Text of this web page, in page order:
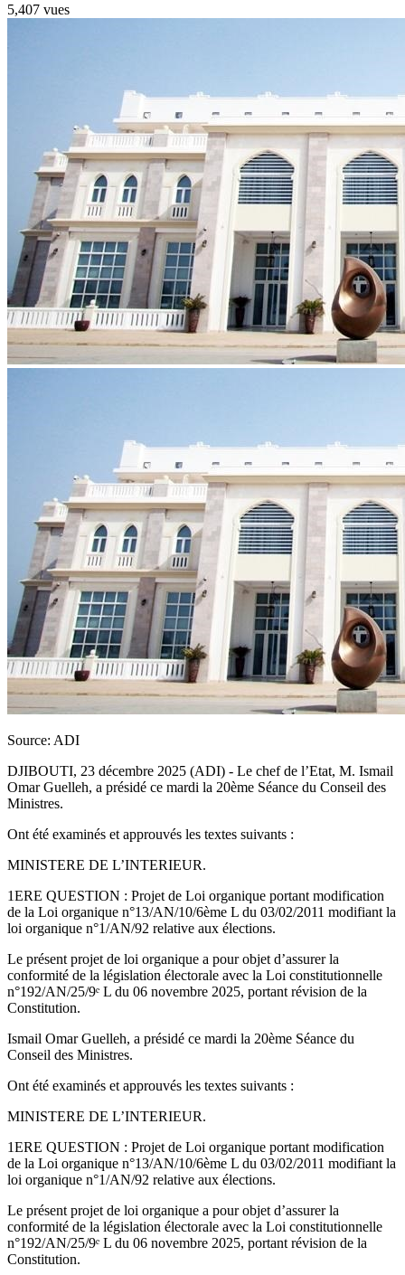
5,407 vues
Source: ADI
DJIBOUTI, 23 décembre 2025 (ADI) - Le chef de l’Etat, M. Ismail
Omar Guelleh, a présidé ce mardi la 20ème Séance du Conseil des
Ministres.
Ont été examinés et approuvés les textes suivants :
MINISTERE DE L’INTERIEUR.
1ERE QUESTION : Projet de Loi organique portant modification
de la Loi organique n°13/AN/10/6ème L du 03/02/2011 modifiant la
loi organique n°1/AN/92 relative aux élections.
Le présent projet de loi organique a pour objet d’assurer la
conformité de la législation électorale avec la Loi constitutionnelle
n°192/AN/25/9ᵉ L du 06 novembre 2025, portant révision de la
Constitution.
Ismail Omar Guelleh, a présidé ce mardi la 20ème Séance du
Conseil des Ministres.
Ont été examinés et approuvés les textes suivants :
MINISTERE DE L’INTERIEUR.
1ERE QUESTION : Projet de Loi organique portant modification
de la Loi organique n°13/AN/10/6ème L du 03/02/2011 modifiant la
loi organique n°1/AN/92 relative aux élections.
Le présent projet de loi organique a pour objet d’assurer la
conformité de la législation électorale avec la Loi constitutionnelle
n°192/AN/25/9ᵉ L du 06 novembre 2025, portant révision de la
Constitution.